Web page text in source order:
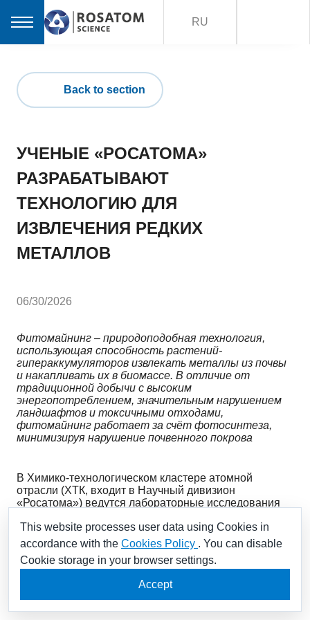
RU
Back to section
УЧЕНЫЕ «РОСАТОМА»
РАЗРАБАТЫВАЮТ
ТЕХНОЛОГИЮ ДЛЯ
ИЗВЛЕЧЕНИЯ РЕДКИХ
МЕТАЛЛОВ
06/30/2026
Фитомайнинг – природоподобная технология,
использующая способность растений-
гипераккумуляторов извлекать металлы из почвы
и накапливать их в биомассе. В отличие от
традиционной добычи с высоким
энергопотреблением, значительным нарушением
ландшафтов и токсичными отходами,
фитомайнинг работает за счёт фотосинтеза,
минимизируя нарушение почвенного покрова
В Химико-технологическом кластере атомной
отрасли (ХТК, входит в Научный дивизион
«Росатома») ведутся лабораторные исследования
элементы (РЗЭ): горчицы белой, подсолнечника,
кукурузы, льна, гречихи, папоротника орляка и
борщевика. Выбор этих культур обусловлен их
потенциальной фитоэкстракционной способностью,
быстрым ростом и, в случае сельскохозяйственных
видов, наличием отработанных агротехник для
механизированного посева и уборки.
This website processes user data using Cookies in
accordance with the Cookies Policy . You can disable
Cookie storage in your browser settings.
Accept